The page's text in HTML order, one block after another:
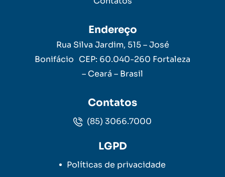
Endereço
Rua Silva Jardim, 515 – José
Bonifácio CEP: 60.040-260 Fortaleza
– Ceará – Brasil
Contatos
(85) 3066.7000
LGPD
Políticas de privacidade